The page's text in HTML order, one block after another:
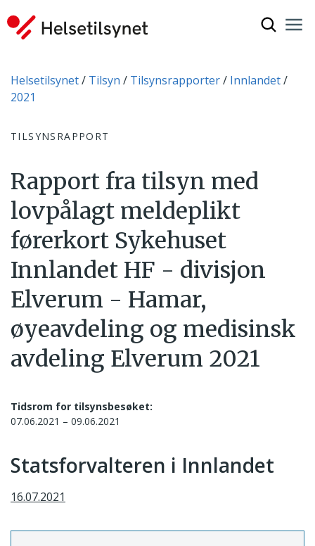
Du er her:
Helsetilsynet Tilsyn Tilsynsrapporter
Innlandet
2021
TILSYNSRAPPORT
Rapport fra tilsyn med
lovpålagt meldeplikt
førerkort Sykehuset
Innlandet HF - divisjon
Elverum - Hamar,
øyeavdeling og medisinsk
avdeling Elverum 2021
Tidsrom for tilsynsbesøket:
07.06.2021 – 09.06.2021
Statsforvalteren i Innlandet
16.07.2021